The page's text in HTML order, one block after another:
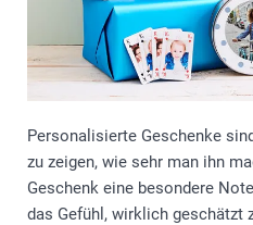
Personalisierte Geschenke
zu zeigen, wie sehr man ihn
Geschenk eine besondere
das Gefühl, wirklich geschätzt